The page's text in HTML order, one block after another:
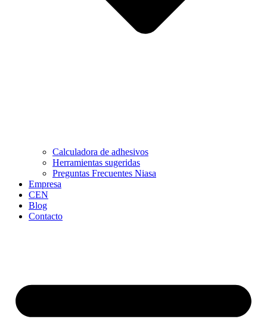
Calculadora de adhesivos
Herramientas sugeridas
Preguntas Frecuentes Niasa
Empresa
CEN
Blog
Contacto